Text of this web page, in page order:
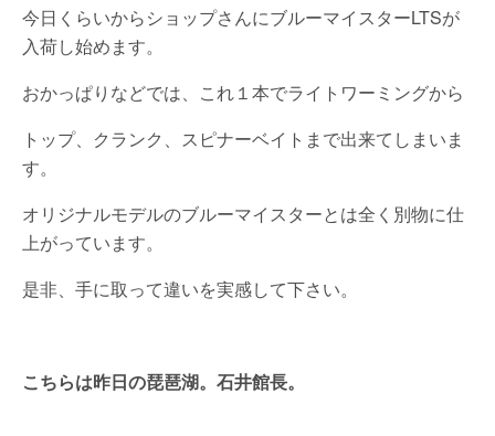
今日くらいからショップさんにブルーマイスターLTSが
入荷し始めます。
おかっぱりなどでは、これ１本でライトワーミングから
トップ、クランク、スピナーベイトまで出来てしまいま
す。
オリジナルモデルのブルーマイスターとは全く別物に仕
上がっています。
是非、手に取って違いを実感して下さい。
こちらは昨日の琵琶湖。石井館長。